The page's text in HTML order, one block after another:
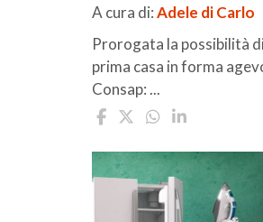
A cura di:Adele di Carlo
Prorogata la possibilità
prima casa in forma
Consap: ...